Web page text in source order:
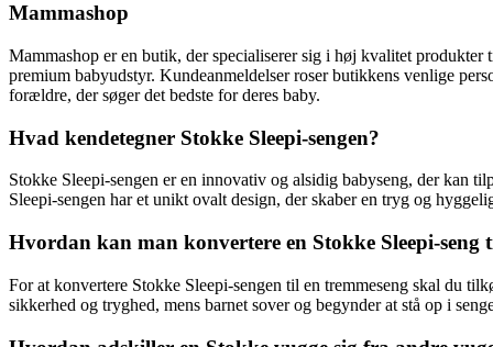
Mammashop
Mammashop er en butik, der specialiserer sig i høj kvalitet
premium babyudstyr. Kundeanmeldelser roser butikkens venlige
forældre, der søger det bedste for deres baby.
Hvad kendetegner Stokke Sleepi-sengen?
Stokke Sleepi-sengen er en innovativ og alsidig babyseng, der kan
Sleepi-sengen har et unikt ovalt design, der skaber en tryg og
Hvordan kan man konvertere en Stokke Sleepi-seng
For at konvertere Stokke Sleepi-sengen til en tremmeseng skal du
sikkerhed og tryghed, mens barnet sover og begynder at stå op i